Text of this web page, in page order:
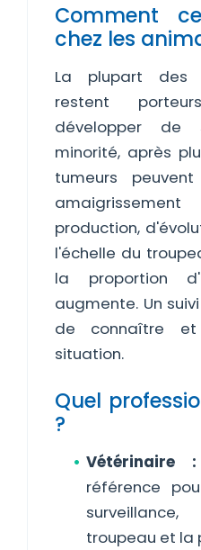
Comment
chez les
La plupart des
restent
développer de
minorité, après
tumeurs
production,
l'échelle du
la proportion
augmente. Un
de connaître
situation.
Quel
?
Vétérinaire :
référence
troupeau et la